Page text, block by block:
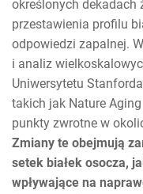
określonych dekadach
przestawienia profilu
odpowiedzi zapalnej.
i analiz
Uniwersytetu
takich jak Nature
punkty zwrotne w
Zmiany te obejmują
setek białek osocza,
wpływające na